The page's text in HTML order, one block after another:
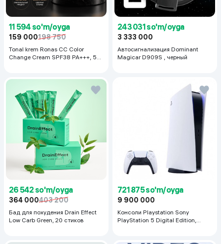
11 594 so'm/oyga
159 000198 750
Tonal krem Ronas CC Color
Change Cream SPF38 PA+++, 50
243 031 so'm/oyga
3 333 000
Автосигнализация Dominant
Magicar D909S , черный
26 542 so'm/oyga
364 000403 200
Бад для похудения Drain Effect
Low Carb Green, 20 стиков
721 875 so'm/oyga
9 900 000
Консоли Playstation Sony
PlayStation 5 Digital Edition,